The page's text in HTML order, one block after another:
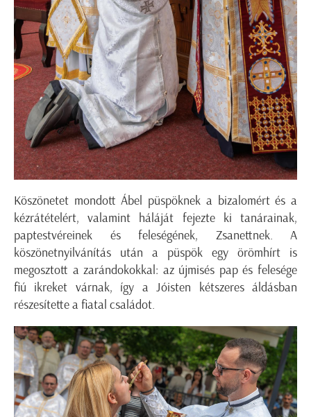
Köszönetet mondott Ábel püspöknek a bizalomért és a
kézrátételért, valamint háláját fejezte ki tanárainak,
paptestvéreinek és feleségének, Zsanettnek. A
köszönetnyilvánítás után a püspök egy örömhírt is
megosztott a zarándokokkal: az újmisés pap és felesége
fiú ikreket várnak, így a Jóisten kétszeres áldásban
részesítette a fiatal családot.